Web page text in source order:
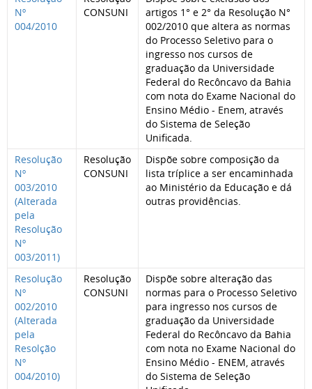
Nº
004/2010
CONSUNI
artigos 1° e 2° da Resolução N°
002/2010 que altera as normas
do Processo Seletivo para o
ingresso nos cursos de
graduação da Universidade
Federal do Recôncavo da Bahia
com nota do Exame Nacional do
Ensino Médio - Enem, através
do Sistema de Seleção
Unificada.
Resolução
Nº
003/2010
(Alterada
pela
Resolução
Nº
003/2011)
Resolução
CONSUNI
Dispõe sobre composição da
lista tríplice a ser encaminhada
ao Ministério da Educação e dá
outras providências.
Resolução
Nº
002/2010
(Alterada
pela
Resolção
Nº
004/2010)
Resolução
CONSUNI
Dispõe sobre alteração das
normas para o Processo Seletivo
para ingresso nos cursos de
graduação da Universidade
Federal do Recôncavo da Bahia
com nota no Exame Nacional do
Ensino Médio - ENEM, através
do Sistema de Seleção